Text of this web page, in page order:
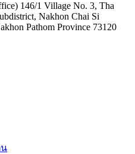
146/1 Village No. 3, Tha
Nakhon Chai Si
Pathom Province 73120
น